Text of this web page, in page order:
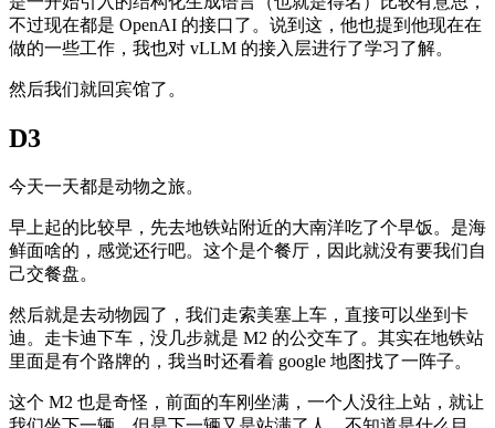
不过现在都是 OpenAI 的接口了。说到这，他也提到他现在在
做的一些工作，我也对 vLLM 的接入层进行了学习了解。
然后我们就回宾馆了。
D3
今天一天都是动物之旅。
早上起的比较早，先去地铁站附近的大南洋吃了个早饭。是海
鲜面啥的，感觉还行吧。这个是个餐厅，因此就没有要我们自
己交餐盘。
然后就是去动物园了，我们走索美塞上车，直接可以坐到卡
迪。走卡迪下车，没几步就是 M2 的公交车了。其实在地铁站
里面是有个路牌的，我当时还看着 google 地图找了一阵子。
这个 M2 也是奇怪，前面的车刚坐满，一个人没往上站，就让